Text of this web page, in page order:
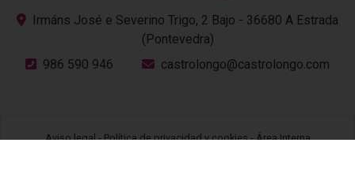
Irmáns José e Severino Trigo, 2 Bajo - 36680 A Estrada
(Pontevedra)
986 590 946
castrolongo@castrolongo.com
Aviso legal-Política de privacidad y cookies-Área Interna